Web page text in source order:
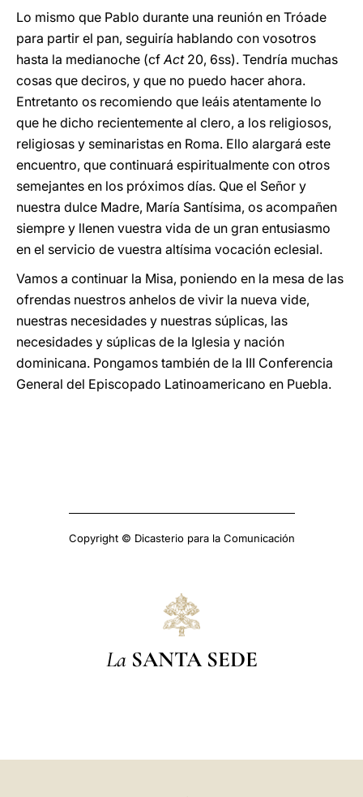
Lo mismo que Pablo durante una reunión en Tróade
para partir el pan, seguiría hablando con vosotros
hasta la medianoche (cfAct20, 6ss). Tendría muchas
cosas que deciros, y que no puedo hacer ahora.
Entretanto os recomiendo que leáis atentamente lo
que he dicho recientemente al clero, a los religiosos,
religiosas y seminaristas en Roma. Ello alargará este
encuentro, que continuará espiritualmente con otros
semejantes en los próximos días. Que el Señor y
nuestra dulce Madre, María Santísima, os acompañen
siempre y llenen vuestra vida de un gran entusiasmo
en el servicio de vuestra altísima vocación eclesial.
Vamos a continuar la Misa, poniendo en la mesa de las
ofrendas nuestros anhelos de vivir la nueva vide,
nuestras necesidades y nuestras súplicas, las
necesidades y súplicas de la Iglesia y nación
dominicana. Pongamos también de la III Conferencia
General del Episcopado Latinoamericano en Puebla.
Copyright © Dicasterio para la Comunicación
La SANTA SEDE